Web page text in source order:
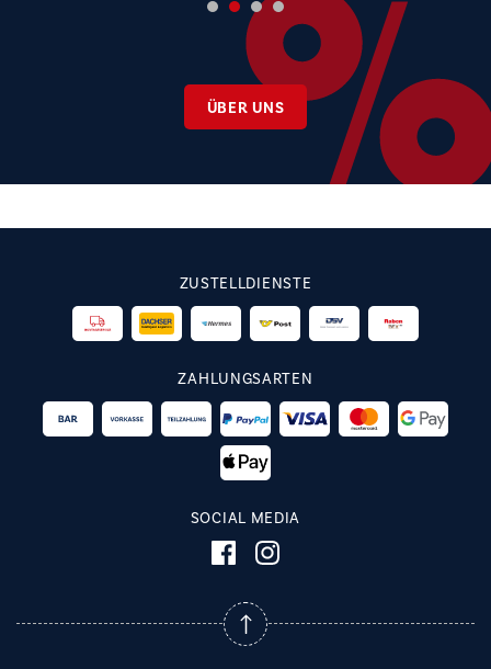
ÜBER UNS
ZUSTELLDIENSTE
ZAHLUNGSARTEN
SOCIAL MEDIA